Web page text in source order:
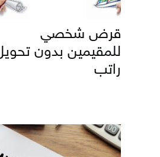
قرض شخصي
للمقيمين بدون
راتب